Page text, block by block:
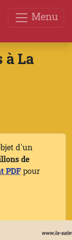
Menu
à La
d'un
de
PDFpour